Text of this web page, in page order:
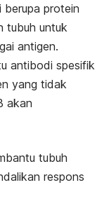
berupa protein
tubuh untuk
antigen.
antibodi spesifik
yang tidak
akan
tubuh
respons